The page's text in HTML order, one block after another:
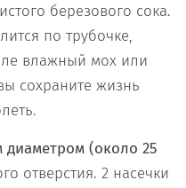
березового сока.
по трубочке,
влажный мох или
сохраните жизнь
(около 25
отверстия. 2 насечки